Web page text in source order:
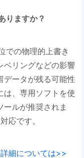
りますか？
での物理的上書き
ベリングなどの影響
データが残る可能性
は、専用ソフトを使
ールが推奨されま
応です。
細については>>